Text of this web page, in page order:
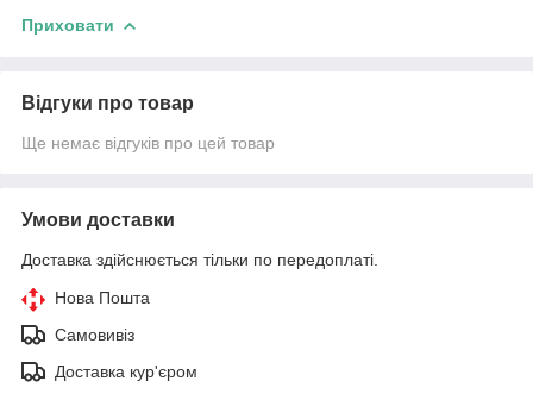
Приховати
Відгуки про товар
Ще немає відгуків про цей товар
Умови доставки
Доставка здійснюється тільки по передоплаті.
Нова Пошта
Самовивіз
Доставка кур'єром